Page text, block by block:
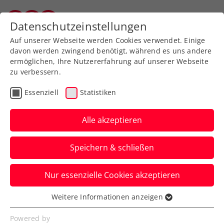
Zurück zur Newsübersicht
Davis Cup
Davis Cup: Thiem
eröffnet für die ÖTV-
Herren gegen Irlands
Nummer 1 Agwi
Gleich danach trifft am Samstag in
Limerick Sebastian Ofner auf Osgar
O’Hoisin, wie die Auslosung ergab.
Datenschutzeinstellungen
Auf unserer Webseite werden Cookies verwendet. Einige
davon werden zwingend benötigt, während es uns andere
ermöglichen, Ihre Nutzererfahrung auf unserer Webseite
zu verbessern.
Essenziell Statistiken
Alle akzeptieren
Speichern & schließen
Nur essenzielle Cookies akzeptieren
Essenziell
Essenzielle Cookies werden für grundlegende
Weitere Informationen anzeigen
Powered by